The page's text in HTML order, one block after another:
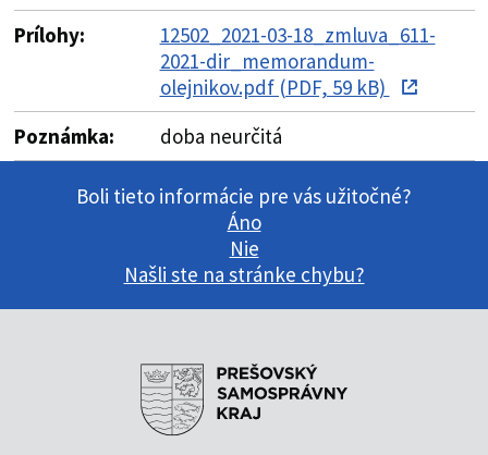
Prílohy:
12502_2021-03-18_zmluva_611-
2021-dir_memorandum-
olejnikov.pdf (PDF, 59 kB)
Poznámka:
doba neurčitá
Boli tieto informácie pre vás užitočné?
Áno
Nie
Našli ste na stránke chybu?